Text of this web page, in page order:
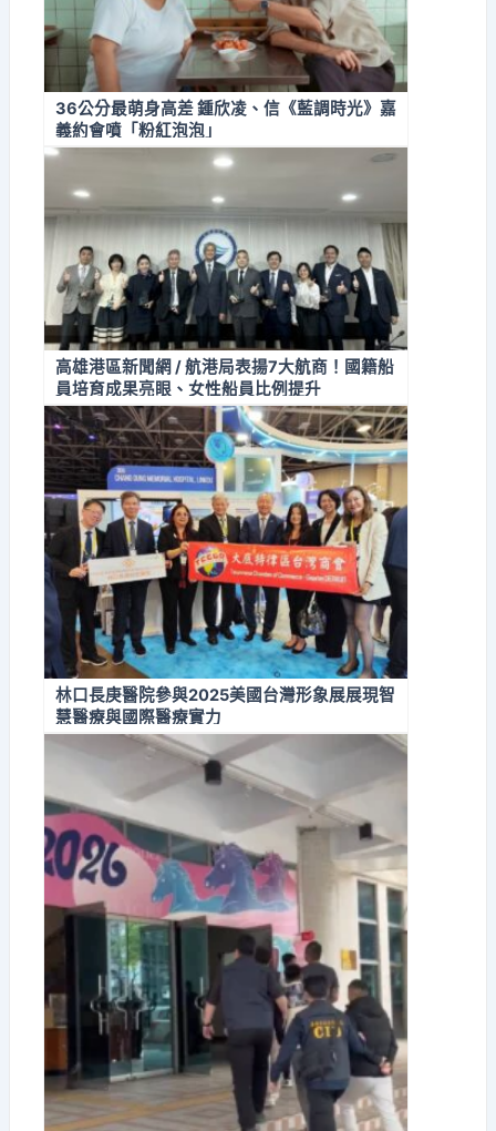
36公分最萌身高差 鍾欣凌、信《藍調時光》嘉
義約會噴「粉紅泡泡」
高雄港區新聞網 / 航港局表揚7大航商！國籍船
員培育成果亮眼、女性船員比例提升
林口長庚醫院參與2025美國台灣形象展展現智
慧醫療與國際醫療實力